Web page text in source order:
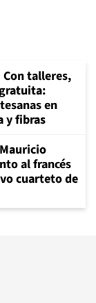
Con talleres,
en
y fibras
al francés
cuarteto de